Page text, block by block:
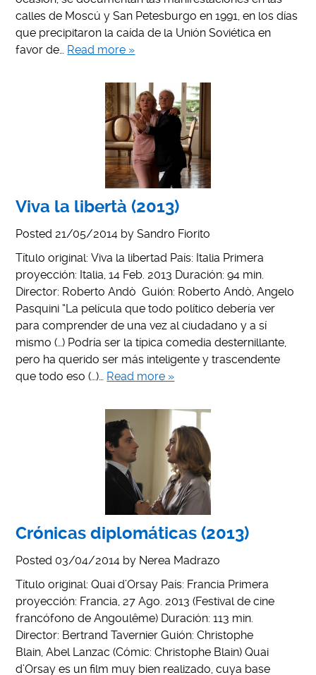
calles de Moscú y San Petesburgo en 1991, en los días
que precipitaron la caída de la Unión Soviética en
favor de… Read more »
Viva la libertà (2013)
Posted 21/05/2014 bySandro Fiorito
Título original: Viva la libertad País: Italia Primera
proyección: Italia, 14 Feb. 2013 Duración: 94 min.
Director: Roberto Andò Guión: Roberto Andò, Angelo
Pasquini “La película que todo político debería ver
para comprender de una vez al ciudadano y a sí
mismo (…) Podría ser la típica comedia desternillante,
pero ha querido ser más inteligente y trascendente
que todo eso (…)… Read more »
Crónicas diplomáticas (2013)
Posted 03/04/2014 by Nerea Madrazo
Título original: Quai d’Orsay País: Francia Primera
proyección: Francia, 27 Ago. 2013 (Festival de cine
francófono de Angoulême) Duración: 113 min.
Director: Bertrand Tavernier Guión: Christophe
Blain, Abel Lanzac (Cómic: Christophe Blain) Quai
d’Orsay es un film muy bien realizado, cuya base